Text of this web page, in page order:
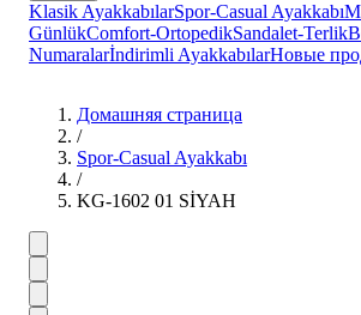
Klasik AyakkabılarSpor-Casual Ayakkabı
GünlükComfort-OrtopedikSandalet-Terlik
Numaralarİndirimli AyakkabılarНовые
Домашняя страница
/
Spor-Casual Ayakkabı
/
KG-1602 01 SİYAH